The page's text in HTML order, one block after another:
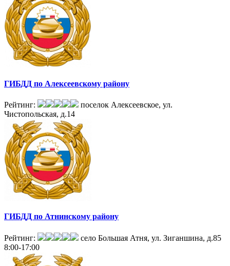
ГИБДД по Алексеевскому району
Рейтинг:
поселок Алексеевское, ул.
Чистопольская, д.14
ГИБДД по Атнинскому району
Рейтинг:
село Большая Атня, ул. Зиганшина, д.85
8:00-17:00